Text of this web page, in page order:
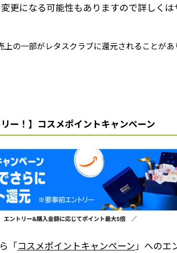
更になる可能性もありますので詳しく
の一部がレタスクラブに還元されることがあ
ー！】コスメポイントキャンペーン
「コスメポイントキャンペーン 」へのエ